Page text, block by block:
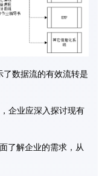
了数据流的有效流转是
企业应深入探讨现有
了解企业的需求，从